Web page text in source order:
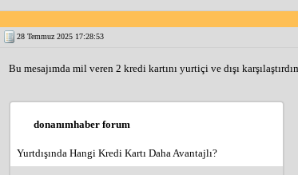
28 Temmuz 2025 17:28:53
Bu mesajımda mil veren 2 kredi kartını yurtiçi ve dışı
donanımhaber forum
Yurtdışında Hangi Kredi Kartı Daha Avantajlı?